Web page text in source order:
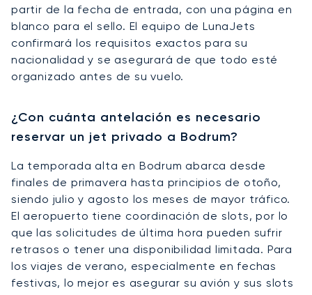
partir de la fecha de entrada, con una página en
blanco para el sello. El equipo de LunaJets
confirmará los requisitos exactos para su
nacionalidad y se asegurará de que todo esté
organizado antes de su vuelo.
¿Con cuánta antelación es necesario
reservar un jet privado a Bodrum?
La temporada alta en Bodrum abarca desde
finales de primavera hasta principios de otoño,
siendo julio y agosto los meses de mayor tráfico.
El aeropuerto tiene coordinación de slots, por lo
que las solicitudes de última hora pueden sufrir
retrasos o tener una disponibilidad limitada. Para
los viajes de verano, especialmente en fechas
festivas, lo mejor es asegurar su avión y sus slots